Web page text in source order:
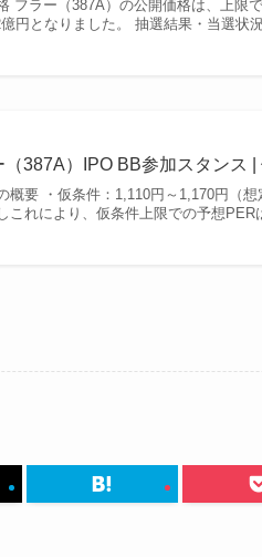
フラー（387A）の公開価格は、上限
円となりました。 抽選結果・当選状
（387A）IPO BB参加スタンス |
概要 ・仮条件：1,110円～1,170円（
これにより、仮条件上限での予想